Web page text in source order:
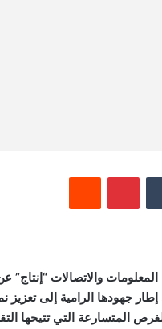
بينتيريست
والاتصالات
جهودها الرامية إلى
المتسارعة التي تتيحها